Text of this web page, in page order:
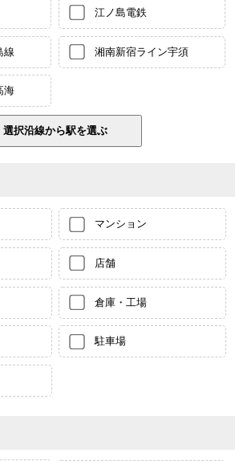
江ノ島電鉄
線 湘南新宿ライン宇須
海
マンション
店舗
倉庫・工場
駐車場